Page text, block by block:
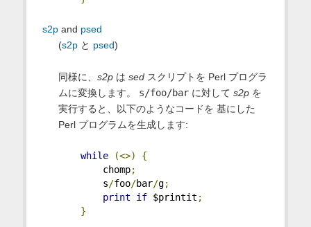
s2pand psed
(s2pと psed)
同様に、 s2pは sedスクリプトを Perl プログラ
ムに変換します。 s/foo/barに対して s2pを
実行すると、以下のようなコードを 基にした
Perl プログラムを生成します:
while (<>)
{
chomp;
s/foo/bar/g;
print
if $printit ;
}